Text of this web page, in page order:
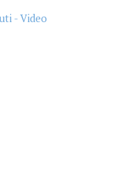
- Video